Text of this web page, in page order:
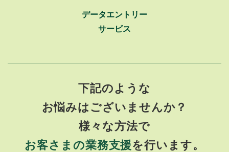
データエントリー
サービス
下記のような
お悩みはございませんか？
様々な方法で
お客さまの業務支援を行います。